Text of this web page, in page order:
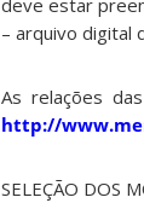
deve estar
– arquivo digital
As relações
http://
SELEÇÃO DOS